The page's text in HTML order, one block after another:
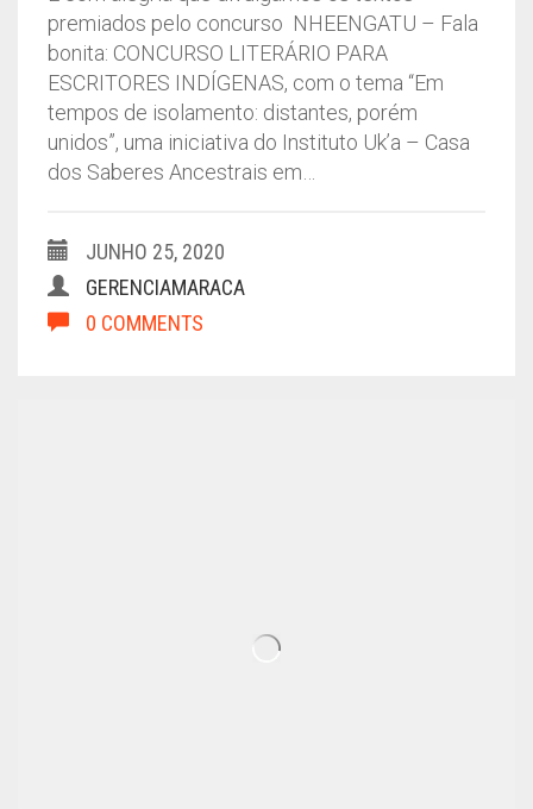
premiados pelo concurso NHEENGATU – Fala
bonita: CONCURSO LITERÁRIO PARA
ESCRITORES INDÍGENAS, com o tema “Em
tempos de isolamento: distantes, porém
unidos”, uma iniciativa do Instituto Uk’a – Casa
dos Saberes Ancestrais em…
JUNHO 25, 2020
GERENCIAMARACA
0 COMMENTS